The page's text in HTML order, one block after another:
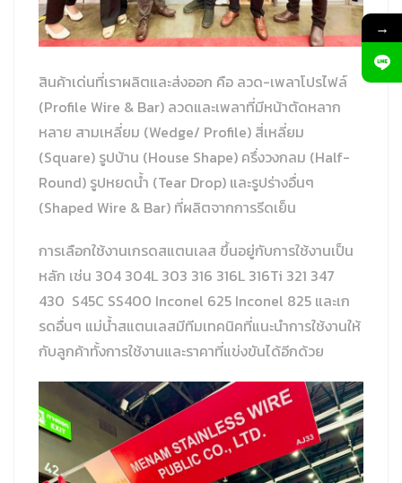
สินค้าเด่นที่เราผลิตและส่งออก คือ ลวด-เพลาโปรไฟล์
(Profile Wire & Bar) ลวดและเพลาที่มีหน้าตัดหลาก
หลาย สามเหลี่ยม (Wedge/ Profile) สี่เหลี่ยม
(Square) รูปบ้าน (House Shape) ครึ่งวงกลม (Half-
Round) รูปหยดน้ำ (Tear Drop) และรูปร่างอื่นๆ
(Shaped Wire & Bar) ที่ผลิตจากการรีดเย็น
การเลือกใช้งานเกรดสแตนเลส ขึ้นอยู่กับการใช้งานเป็น
หลัก เช่น 304 304L 303 316 316L 316Ti 321 347
430 S45C SS400 Inconel 625 Inconel 825 และเก
รดอื่นๆ แม่น้ำสแตนเลสมีทีมเทคนิคที่แนะนำการใช้งานให้
กับลูกค้าทั้งการใช้งานและราคาที่แข่งขันได้อีกด้วย
→